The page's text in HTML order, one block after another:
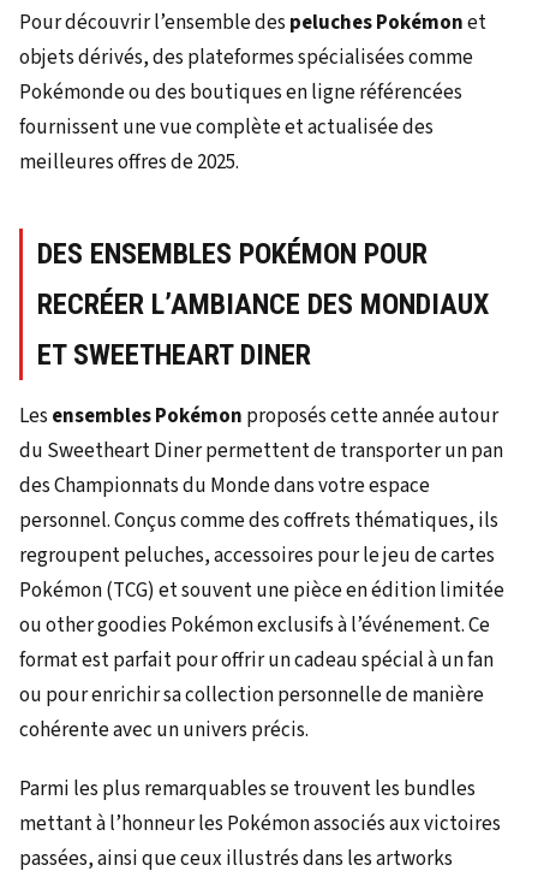
Pour découvrir l’ensemble des peluches Pokémonet
objets dérivés, des plateformes spécialisées comme
Pokémonde ou des boutiques en ligne référencées
fournissent une vue complète et actualisée des
meilleures offres de 2025.
DES ENSEMBLES POKÉMON POUR
RECRÉER L’AMBIANCE DES MONDIAUX
ET SWEETHEART DINER
Les ensembles Pokémon proposés cette année autour
du Sweetheart Diner permettent de transporter un pan
des Championnats du Monde dans votre espace
personnel. Conçus comme des coffrets thématiques, ils
regroupent peluches, accessoires pour le jeu de cartes
Pokémon (TCG) et souvent une pièce en édition limitée
ou other goodies Pokémon exclusifs à l’événement. Ce
format est parfait pour offrir un cadeau spécial à un fan
ou pour enrichir sa collection personnelle de manière
cohérente avec un univers précis.
Parmi les plus remarquables se trouvent les bundles
mettant à l’honneur les Pokémon associés aux victoires
passées, ainsi que ceux illustrés dans les artworks